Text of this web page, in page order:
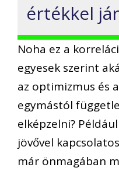
értékkel
Noha ez a
egyesek szerint
az optimizmus és
egymástól
elképzelni?
jövővel
már önmagában